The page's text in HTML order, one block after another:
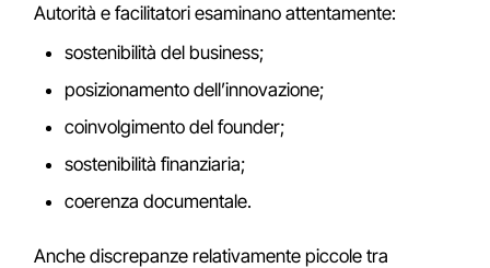
Autorità e facilitatori esaminano attentamente:
sostenibilità del business;
posizionamento dell’innovazione;
coinvolgimento del founder;
sostenibilità finanziaria;
coerenza documentale.
Anche discrepanze relativamente piccole tra